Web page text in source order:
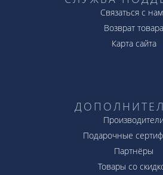
Casio продолжают удивлять,
интересные решения для
категория выше средней, но
Связаться с
Возврат товара
Карта сайта
Подарочные
Партнёры
Товары со